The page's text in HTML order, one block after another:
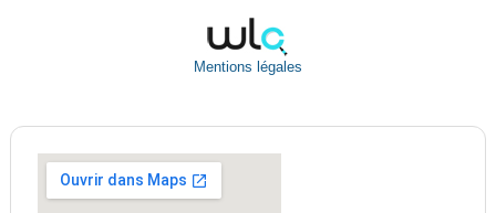
Mentions légales